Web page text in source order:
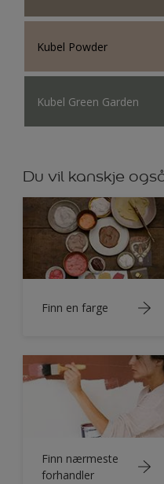
Kubel Powder
Kubel Green Garden
Du vil kanskje
Finn en farge
Finn nærmeste
forhandler